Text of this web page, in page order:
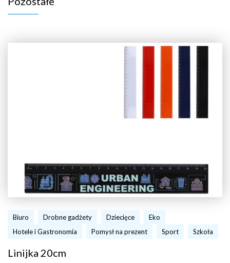
Biuro Drobne gadżety Dziecięce
Eko
Hotele i Gastronomia
Pomysł na prezent Sport Szkoła
Linijka 20cm